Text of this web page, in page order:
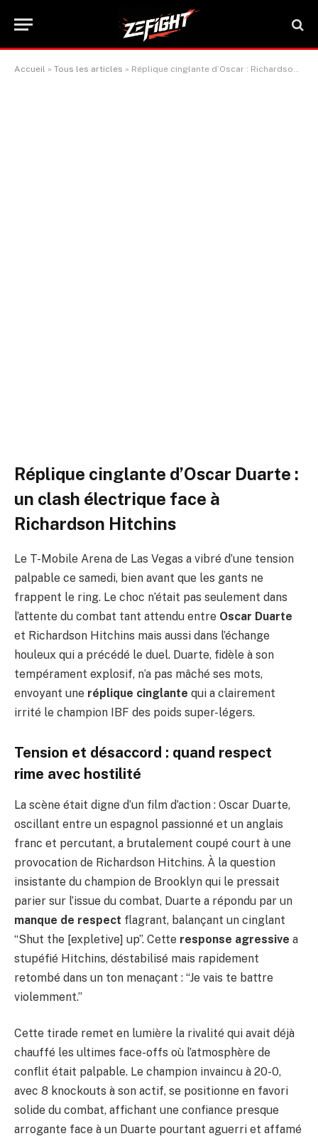
Accueil » Tous les articles » Réplique cinglante d’Oscar : Richardson Hitchins irrité par le manque de respect d’Oscar Duarte
Réplique cinglante d’Oscar Duarte :
un clash électrique face à
Richardson Hitchins
Le T-Mobile Arena de Las Vegas a vibré d’une tension
palpable ce samedi, bien avant que les gants ne
frappent le ring. Le choc n’était pas seulement dans
l’attente du combat tant attendu entre Oscar Duarte
et Richardson Hitchins mais aussi dans l’échange
houleux qui a précédé le duel. Duarte, fidèle à son
tempérament explosif, n’a pas mâché ses mots,
envoyant une réplique cinglante qui a clairement
irrité le champion IBF des poids super-légers.
Tension et désaccord : quand respect
rime avec hostilité
La scène était digne d’un film d’action : Oscar Duarte,
oscillant entre un espagnol passionné et un anglais
franc et percutant, a brutalement coupé court à une
provocation de Richardson Hitchins. À la question
insistante du champion de Brooklyn qui le pressait
parier sur l’issue du combat, Duarte a répondu par un
manque de respect flagrant, balançant un cinglant
“Shut the [expletive] up”. Cette response agressive a
stupéfié Hitchins, déstabilisé mais rapidement
retombé dans un ton menaçant : “Je vais te battre
violemment.”
Cette tirade remet en lumière la rivalité qui avait déjà
chauffé les ultimes face-offs où l’atmosphère de
conflit était palpable. Le champion invaincu à 20-0,
avec 8 knockouts à son actif, se positionne en favori
solide du combat, affichant une confiance presque
arrogante face à un Duarte pourtant aguerri et affamé